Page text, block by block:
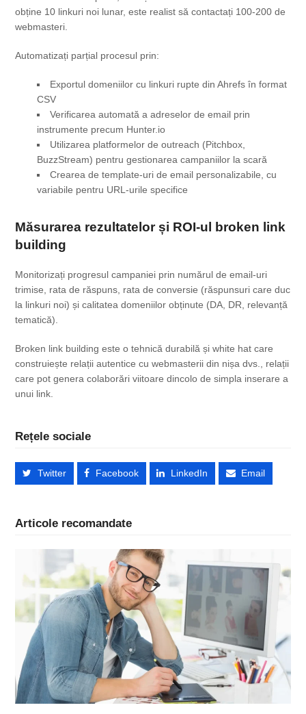
obține 10 linkuri noi lunar, este realist să contactați 100-200 de
webmasteri.
Automatizați parțial procesul prin:
Exportul domeniilor cu linkuri rupte din Ahrefs în format
CSV
Verificarea automată a adreselor de email prin
instrumente precum Hunter.io
Utilizarea platformelor de outreach (Pitchbox,
BuzzStream) pentru gestionarea campaniilor la scară
Crearea de template-uri de email personalizabile, cu
variabile pentru URL-urile specifice
Măsurarea rezultatelor și ROI-ul broken link
building
Monitorizați progresul campaniei prin numărul de email-uri
trimise, rata de răspuns, rata de conversie (răspunsuri care duc
la linkuri noi) și calitatea domeniilor obținute (DA, DR, relevanță
tematică).
Broken link building este o tehnică durabilă și white hat care
construiește relații autentice cu webmasterii din nișa dvs., relații
care pot genera colaborări viitoare dincolo de simpla inserare a
unui link.
Rețele sociale
Twitter Facebook LinkedIn Email
Articole recomandate